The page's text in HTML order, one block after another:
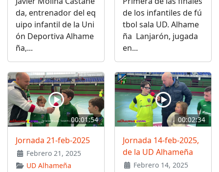
da, entrenador del eq
uipo infantil de la Uni
ón Deportiva Alhame
ña,...
de los infantiles de fú
tbol sala UD. Alhame
ña Lanjarón, jugada
en...
00:01:54
Jornada 21-feb-2025
Febrero 21, 2025
UD Alhameña
00:02:34
Jornada 14-feb-2025,
de la UD Alhameña
Febrero 14, 2025